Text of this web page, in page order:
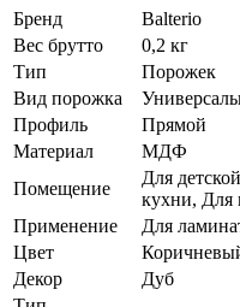
Бренд
Balterio
Вес брутто
0,2 кг
Тип
Порожек
Вид порожка
Профиль
Прямой
Материал
МДФ
Помещение
Для
кухни, Для
Применение
Для
Цвет
Декор
Дуб